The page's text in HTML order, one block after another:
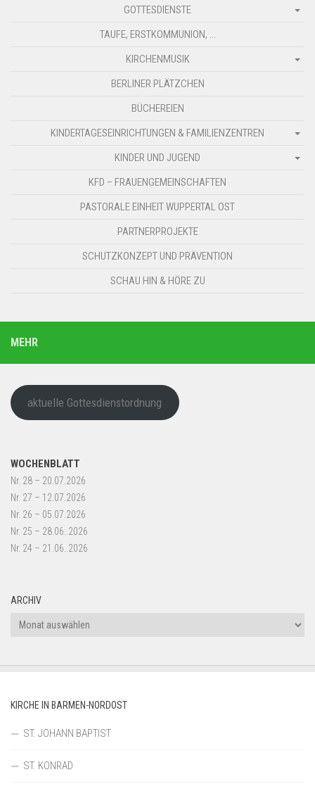
GOTTESDIENSTE
TAUFE, ERSTKOMMUNION, …
KIRCHENMUSIK
BERLINER PLÄTZCHEN
BÜCHEREIEN
KINDERTAGESEINRICHTUNGEN & FAMILIENZENTREN
KINDER UND JUGEND
KFD – FRAUENGEMEINSCHAFTEN
PASTORALE EINHEIT WUPPERTAL OST
PARTNERPROJEKTE
SCHUTZKONZEPT UND PRÄVENTION
SCHAU HIN & HÖRE ZU
MEHR
aktuelle Gottesdienstordnung
WOCHENBLATT
Nr. 28 – 20.07.2026
Nr. 27 – 12.07.2026
Nr. 26 – 05.07.2026
Nr. 25 – 28.06..2026
Nr. 24 – 21.06..2026
ARCHIV
Archiv
KIRCHE IN BARMEN-NORDOST
ST. JOHANN BAPTIST
ST. KONRAD